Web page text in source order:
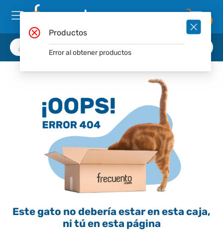
Este gato no debería estar en esta caja,
ni tú en esta página
Productos
Error al obtener productos